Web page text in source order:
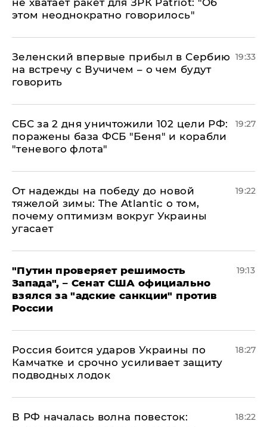
не хватает ракет для ЗРК Patriot: "Об
этом неоднократно говорилось"
Зеленский впервые прибыл в Сербию
на встречу с Вучичем – о чем будут
говорить
19:33
СБС за 2 дня уничтожили 102 цели РФ:
поражены база ФСБ "Беня" и корабли
"теневого флота"
19:27
От надежды на победу до новой
тяжелой зимы: The Atlantic о том,
почему оптимизм вокруг Украины
угасает
19:22
"Путин проверяет решимость
Запада", – Сенат США официально
взялся за "адские санкции" против
России
19:13
Россия боится ударов Украины по
Камчатке и срочно усиливает защиту
подводных лодок
18:27
​В РФ началась волна повесток:
18:22